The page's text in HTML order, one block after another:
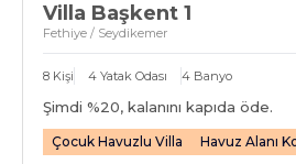
Villa Başkent 1
Fethiye / Seydikemer
8 Kişi 4 Yatak Odası 4 Banyo
Şimdi %20, kalanını kapıda öde.
Çocuk Havuzlu Villa Havuz Alanı